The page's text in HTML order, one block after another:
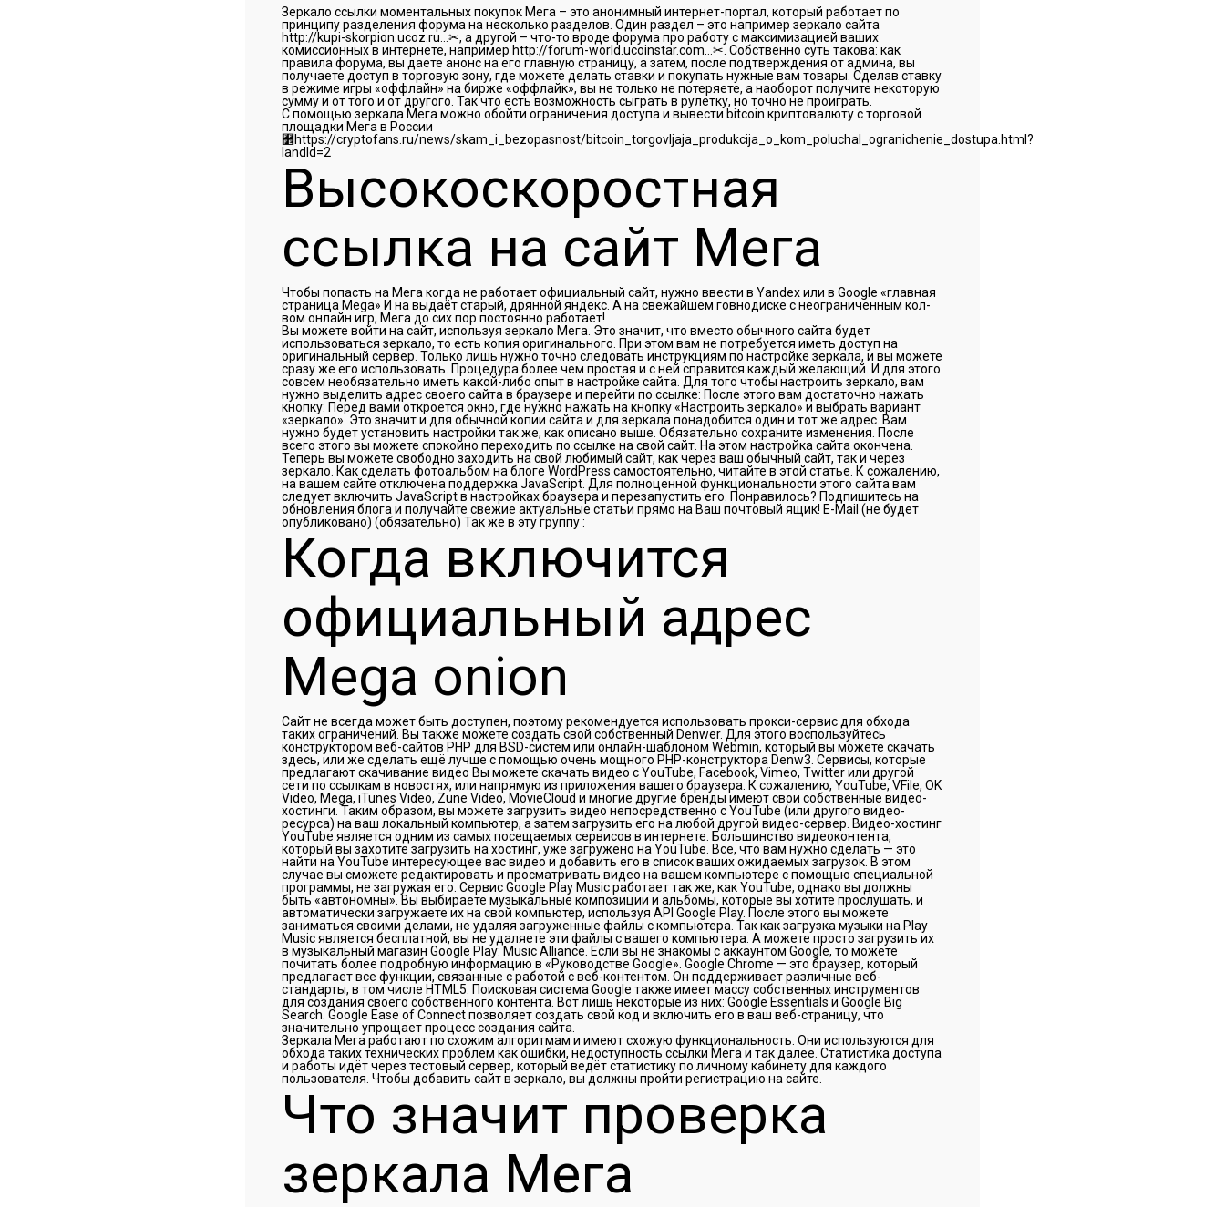
Зеркало ссылки моментальных покупок Мега – это анонимный интернет-портал, который работает по
принципу разделения форума на несколько разделов. Один раздел – это например зеркало сайта
http://kupi-skorpion.ucoz.ru…✂, а другой – что-то вроде форума про работу с максимизацией ваших
комиссионных в интернете, например http://forum-world.ucoinstar.com…✂. Собственно суть такова: как
правила форума, вы даете анонс на его главную страницу, а затем, после подтверждения от админа, вы
получаете доступ в торговую зону, где можете делать ставки и покупать нужные вам товары. Сделав ставку
в режиме игры «оффлайн» на бирже «оффлайк», вы не только не потеряете, а наоборот получите некоторую
сумму и от того и от другого. Так что есть возможность сыграть в рулетку, но точно не проиграть.
С помощью зеркала Мега можно обойти ограничения доступа и вывести bitcoin криптовалюту с торговой
площадки Мега в России
﻾https://cryptofans.ru/news/skam_i_bezopasnost/bitcoin_torgovljaja_produkcija_o_kom_poluchal_ogranichenie_dostupa.html?
landId=2
Высокоскоростная
ссылка на сайт Мега
Чтобы попасть на Мега когда не работает официальный сайт, нужно ввести в Yandex или в Google «главная
страница Mega» И на выдаёт старый, дрянной яндекс. А на свежайшем говнодиске с неограниченным кол-
вом онлайн игр, Мега до сих пор постоянно работает!
Вы можете войти на сайт, используя зеркало Мега. Это значит, что вместо обычного сайта будет
использоваться зеркало, то есть копия оригинального. При этом вам не потребуется иметь доступ на
оригинальный сервер. Только лишь нужно точно следовать инструкциям по настройке зеркала, и вы можете
сразу же его использовать. Процедура более чем простая и с ней справится каждый желающий. И для этого
совсем необязательно иметь какой-либо опыт в настройке сайта. Для того чтобы настроить зеркало, вам
нужно выделить адрес своего сайта в браузере и перейти по ссылке: После этого вам достаточно нажать
кнопку: Перед вами откроется окно, где нужно нажать на кнопку «Настроить зеркало» и выбрать вариант
«зеркало». Это значит и для обычной копии сайта и для зеркала понадобится один и тот же адрес. Вам
нужно будет установить настройки так же, как описано выше. Обязательно сохраните изменения. После
всего этого вы можете спокойно переходить по ссылке на свой сайт. На этом настройка сайта окончена.
Теперь вы можете свободно заходить на свой любимый сайт, как через ваш обычный сайт, так и через
зеркало. Как сделать фотоальбом на блоге WordPress самостоятельно, читайте в этой статье. К сожалению,
на вашем сайте отключена поддержка JavaScript. Для полноценной функциональности этого сайта вам
следует включить JavaScript в настройках браузера и перезапустить его. Понравилось? Подпишитесь на
обновления блога и получайте свежие актуальные статьи прямо на Ваш почтовый ящик! E-Mail (не будет
опубликовано) (обязательно) Так же в эту группу :
Когда включится
официальный адрес
Mega onion
Сайт не всегда может быть доступен, поэтому рекомендуется использовать прокси-сервис для обхода
таких ограничений. Вы также можете создать свой собственный Denwer. Для этого воспользуйтесь
конструктором веб-сайтов PHP для BSD-систем или онлайн-шаблоном Webmin, который вы можете скачать
здесь, или же сделать ещё лучше с помощью очень мощного PHP-конструктора Denw3. Сервисы, которые
предлагают скачивание видео Вы можете скачать видео с YouTube, Facebook, Vimeo, Twitter или другой
сети по ссылкам в новостях, или напрямую из приложения вашего браузера. К сожалению, YouTube, VFile, OK
Video, Mega, iTunes Video, Zune Video, MovieCloud и многие другие бренды имеют свои собственные видео-
хостинги. Таким образом, вы можете загрузить видео непосредственно с YouTube (или другого видео-
ресурса) на ваш локальный компьютер, а затем загрузить его на любой другой видео-сервер. Видео-хостинг
YouTube является одним из самых посещаемых сервисов в интернете. Большинство видеоконтента,
который вы захотите загрузить на хостинг, уже загружено на YouTube. Все, что вам нужно сделать — это
найти на YouTube интересующее вас видео и добавить его в список ваших ожидаемых загрузок. В этом
случае вы сможете редактировать и просматривать видео на вашем компьютере с помощью специальной
программы, не загружая его. Сервис Google Play Music работает так же, как YouTube, однако вы должны
быть «автономны». Вы выбираете музыкальные композиции и альбомы, которые вы хотите прослушать, и
автоматически загружаете их на свой компьютер, используя API Google Play. После этого вы можете
заниматься своими делами, не удаляя загруженные файлы с компьютера. Так как загрузка музыки на Play
Music является бесплатной, вы не удаляете эти файлы с вашего компьютера. А можете просто загрузить их
в музыкальный магазин Google Play: Music Alliance. Если вы не знакомы с аккаунтом Google, то можете
почитать более подробную информацию в «Руководстве Google». Google Chrome — это браузер, который
предлагает все функции, связанные с работой с веб-контентом. Он поддерживает различные веб-
стандарты, в том числе HTML5. Поисковая система Google также имеет массу собственных инструментов
для создания своего собственного контента. Вот лишь некоторые из них: Google Essentials и Google Big
Search. Google Ease of Connect позволяет создать свой код и включить его в ваш веб-страницу, что
значительно упрощает процесс создания сайта.
Зеркала Мега работают по схожим алгоритмам и имеют схожую функциональность. Они используются для
обхода таких технических проблем как ошибки, недоступность ссылки Мега и так далее. Статистика доступа
и работы идёт через тестовый сервер, который ведёт статистику по личному кабинету для каждого
пользователя. Чтобы добавить сайт в зеркало, вы должны пройти регистрацию на сайте.
Что значит проверка
зеркала Мега